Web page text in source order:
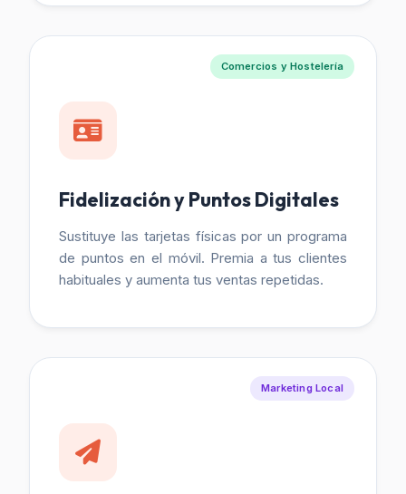
Comercios y Hostelería
Fidelización y Puntos Digitales
Sustituye las tarjetas físicas por un programa
de puntos en el móvil. Premia a tus clientes
habituales y aumenta tus ventas repetidas.
Marketing Local